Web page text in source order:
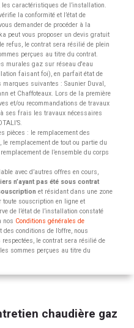
caractéristiques de l’installation.
la conformité et l’état de
demander de procéder à la
peut vous proposer un devis gratuit
refus, le contrat sera résilié de plein
perçues au titre du contrat.
murales gaz sur réseau d'eau
faisant foi), en parfait état de
marques suivantes : Saunier Duval,
et Chaffoteaux. Lors de la première
et/ou recommandations de travaux
ses frais les travaux nécessaires
pièces : le remplacement des
remplacement de tout ou partie du
de l’ensemble du corps
avec d’autres offres en cours,
n’ayant pas été sous contrat
et résidant dans une zone
souscription en ligne et
de l’état de l’installation constaté
nos Conditions générales de
conditions de l’offre, nous
le contrat sera résilié de
sommes perçues au titre du
chaudière gaz